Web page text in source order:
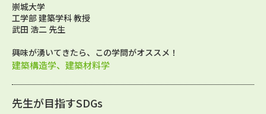
崇城大学
工学部 建築学科 教授
武田 浩二 先生
興味が湧いてきたら、この学問がオススメ！
建築構造学、建築材料学
先生が目指すSDGs